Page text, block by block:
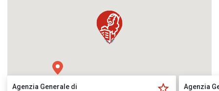
Agenzia Generale di Agenzia